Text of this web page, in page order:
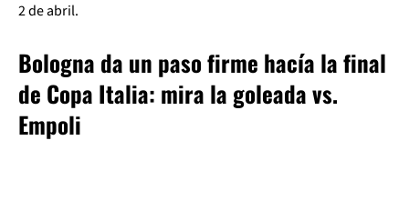
2 de abril.
Bologna da un paso firme hacía la final
de Copa Italia: mira la goleada vs.
Empoli